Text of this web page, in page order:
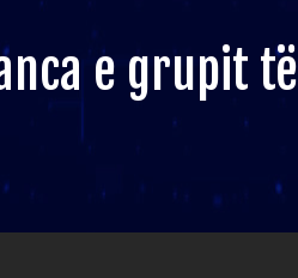
e grupit të